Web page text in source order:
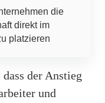
die
direkt im
platzieren
der Anstieg
und